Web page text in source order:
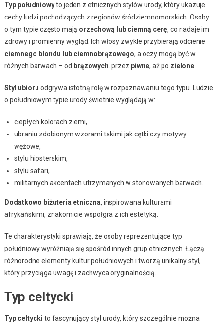
Typ południowyto jeden z etnicznych stylów urody, który ukazuje
cechy ludzi pochodzących z regionów śródziemnomorskich. Osoby
o tym typie często mają orzechową lub ciemną cerę, co nadaje im
zdrowy i promienny wygląd. Ich włosy zwykle przybierają odcienie
ciemnego blondu lub ciemnobrązowego, a oczy mogą być w
różnych barwach – od brązowych, przez piwne, aż po zielone.
Styl ubioru odgrywa istotną rolę w rozpoznawaniu tego typu. Ludzie
o południowym typie urody świetnie wyglądają w:
ciepłych kolorach ziemi,
ubraniu zdobionym wzorami takimi jak cętki czy motywy
wężowe,
stylu hipsterskim,
stylu safari,
militarnych akcentach utrzymanych w stonowanych barwach.
Dodatkowo biżuteria etniczna, inspirowana kulturami
afrykańskimi, znakomicie współgra z ich estetyką.
Te charakterystyki sprawiają, że osoby reprezentujące typ
południowy wyróżniają się spośród innych grup etnicznych. Łączą
różnorodne elementy kultur południowych i tworzą unikalny styl,
który przyciąga uwagę i zachwyca oryginalnością.
Typ celtycki
Typ celtycki to fascynujący styl urody, który szczególnie można